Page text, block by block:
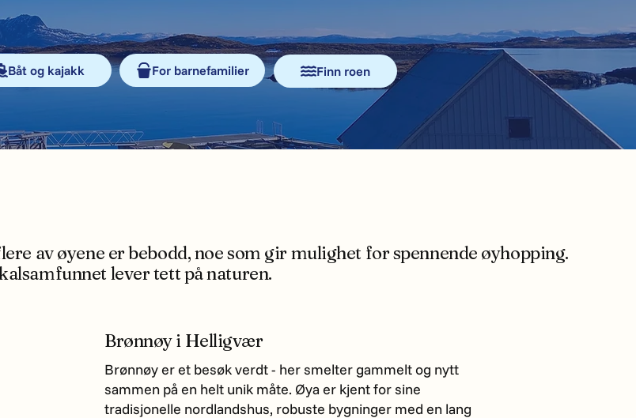
Brønnøy i Helligvær
Brønnøy er et besøk verdt - her smelter gammelt og nytt
sammen på en helt unik måte. Øya er kjent for sine
tradisjonelle nordlandshus, robuste bygninger med en lang
av øyene er bebodd, noe som gir mulighet for spennende øyhopping.
lever tett på naturen.
Båt og kajakk For barnefamilier Finn roen